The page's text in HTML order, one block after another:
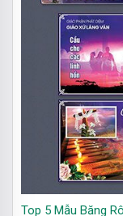
Top 5 Mẫu Băng